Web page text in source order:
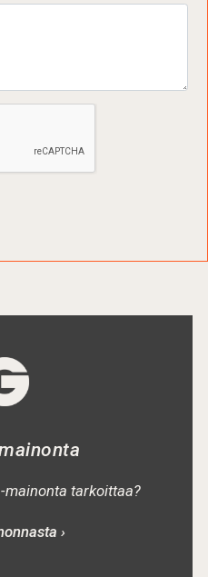
mainonta tarkoittaa?
›